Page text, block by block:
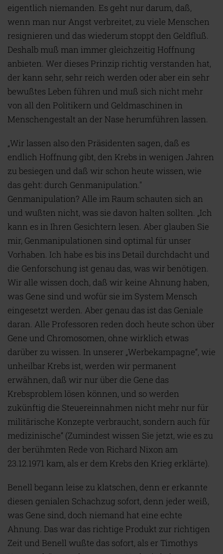
eigentlich niemanden. Es geht nur darum, daß,
wenn man nur Angst verbreitet, zu viele Menschen
resignieren und das wiederum stoppt den Geldfluß.
Deshalb muß man immer gleichzeitig Hoffnung
anbieten. Wer dieses Prinzip richtig verstanden hat,
der kann sehr, sehr reich werden oder aber ein sehr
bewußtes Leben führen und muß sich nicht mehr
von all den Politikern und Geldmaschinen in
Menschengestalt an der Nase herumführen lassen.
„Wir lassen also den Präsidenten sagen, daß es
endlich Hoffnung gibt, den Krebs in wenigen Jahren
zu besiegen und daß wir schon heute wissen, wie
das geht: durch Genmanipulation."
Genmanipulation? Alle im Raum schauten sich an
und wußten nicht, was sie davon halten sollten. „Ich
kann es in Ihren Gesichtern lesen. Aber glauben Sie
mir, Genmanipulationen sind optimal für unser
Vorhaben. Ich habe es bis ins Detail durchdacht und
die Genforschung ist genau das, was wir benötigen.
Wir alle wissen doch, daß wir keine Ahnung haben,
was Gene sind und wofür sie im System Mensch
eingesetzt werden. Aber genau das ist das Geniale
daran. Alle Professoren reden doch heute schon über
Gene und Chromosomen, ohne wirklich etwas
darüber zu wissen. In unserer „Werbekampagne“, wie
unheilbar Krebs ist, werden wir permanent
erwähnen, daß wir nur über die Gene das
Krebsproblem lösen können, und so werden
zukünftig die Steuereinnahmen nicht mehr nur für
militärische Konzepte verbraucht, sondern auch für
medizinische“ (Zumindest wissen Sie jetzt, wie es zu
der berühmten Rede von Richard Nixon am
23.12.1971 kam, als er dem Krebs den Krieg erklärte).
Benell begann leise zu klatschen, denn er erkannte
diesen genialen Schachzug sofort, denn jeder weiß,
was Gene sind, doch niemand hat eine echte
Ahnung. Das war das richtige Produkt zur richtigen
Zeit und Benell wußte das sofort, als er Timothys